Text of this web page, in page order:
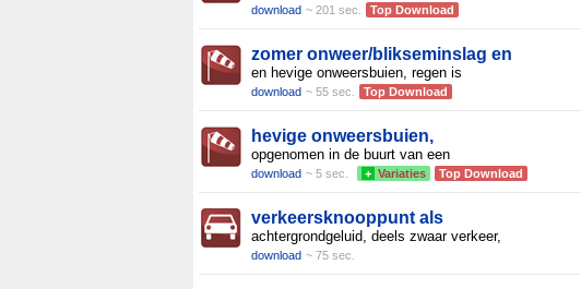
download ~ 201 sec. Top Download
zomer onweer/blikseminslag en
en hevige onweersbuien, regen is
download ~ 55 sec. Top Download
hevige onweersbuien,
opgenomen in de buurt van een
download ~ 5 sec. + Variaties Top Download
verkeersknooppunt als
achtergrondgeluid, deels zwaar verkeer,
download ~ 75 sec.